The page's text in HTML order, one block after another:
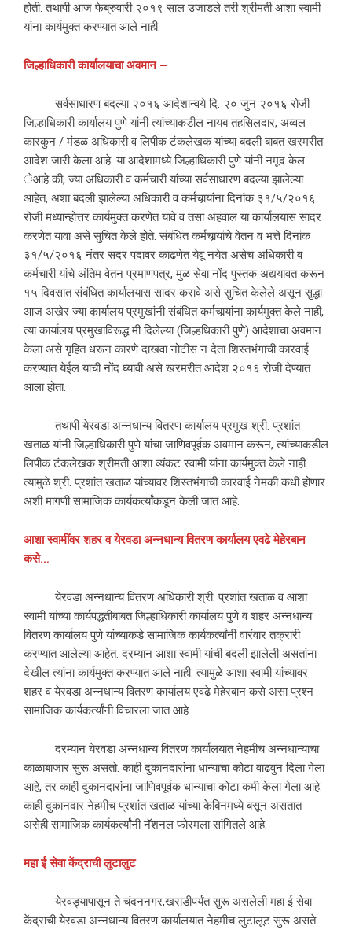
होती. तथापी आज फेब्रुवारी २०१९ साल उजाडले तरी श्रीमती आशा स्वामी
यांना कार्यमुक्त करण्यात आले नाही.
जिल्हाधिकारी कार्यालयाचा अवमान–
सर्वसाधारण बदल्या २०१६ आदेशान्वये दि. २० जुन २०१६ रोजी
जिल्हाधिकारी कार्यालय पुणे यांनी त्यांच्याकडील नायब तहसिलदार, अव्वल
कारकुन / मंडळ अधिकारी व लिपीक टंकलेखक यांच्या बदली बाबत खरमरीत
आदेश जारी केला आहे. या आदेशामध्ये जिल्हाधिकारी पुणे यांनी नमूद केल
ेआहे की, ज्या अधिकारी व कर्मचारी यांच्या सर्वसाधारण बदल्या झालेल्या
आहेत, अशा बदली झालेल्या अधिकारी व कर्मचार्‍यांना दिनांक ३१/५/२०१६
रोजी मध्यान्होत्तर कार्यमुक्त करणेत यावे व तसा अहवाल या कार्यालयास सादर
करणेत यावा असे सुचित केले होते. संबंधित कर्मचार्‍यांचे वेतन व भत्ते दिनांक
३१/५/२०१६ नंतर सदर पदावर काढणेत येवू नयेत असेच अधिकारी व
कर्मचारी यांचे अंतिम वेतन प्रमाणपत्र, मुळ सेवा नोंद पुस्तक अद्ययावत करून
१५ दिवसात संबंधित कार्यालयास सादर करावे असे सुचित केलेले असून सुद्धा
आज अखेर ज्या कार्यालय प्रमुखांनी संबंधित कर्मचार्‍यांना कार्यमुक्त केले नाही,
त्या कार्यालय प्रमुखाविरूद्ध मी दिलेल्या (जिल्हधिकारी पुणे) आदेशाचा अवमान
केला असे गृहित धरून कारणे दाखवा नोटीस न देता शिस्तभंगाची कारवाई
करण्यात येईल याची नोंद घ्यावी असे खरमरीत आदेश २०१६ रोजी देण्यात
आला होता.
तथापी येरवडा अन्नधान्य वितरण कार्यालय प्रमुख श्री. प्रशांत
खताळ यांनी जिल्हाधिकारी पुणे यांचा जाणिवपूर्वक अवमान करून, त्यांच्याकडील
लिपीक टंकलेखक श्रीमती आशा व्यंकट स्वामी यांना कार्यमुक्त केले नाही.
त्यामुळे श्री. प्रशांत खताळ यांच्यावर शिस्तभंगाची कारवाई नेमकी कधी होणार
अशी मागणी सामाजिक कार्यकर्त्यांकडून केली जात आहे.
आशा स्वामींवर शहर व येरवडा अन्नधान्य वितरण कार्यालय एवढे मेहेरबान
कसे…
येरवडा अन्नधान्य वितरण अधिकारी श्री. प्रशांत खताळ व आशा
स्वामी यांच्या कार्यपद्धतीबाबत जिल्हाधिकारी कार्यालय पुणे व शहर अन्नधान्य
वितरण कार्यालय पुणे यांच्याकडे सामाजिक कार्यकर्त्यांनी वारंवार तक्रारी
करण्यात आलेल्या आहेत. दरम्यान आशा स्वामी यांची बदली झालेली असतांना
देखील त्यांना कार्यमुक्त करण्यात आले नाही. त्यामुळे आशा स्वामी यांच्यावर
शहर व येरवडा अन्नधान्य वितरण कार्यालय एवढे मेहेरबान कसे असा प्रश्‍न
सामाजिक कार्यकर्त्यांनी विचारला जात आहे.
दरम्यान येरवडा अन्नधान्य वितरण कार्यालयात नेहमीच अन्नधान्याचा
काळाबाजार सुरू असतो. काही दुकानदारांना धान्याचा कोटा वाढवुन दिला गेला
आहे, तर काही दुकानदारांना जाणिवपूर्वक धान्याचा कोटा कमी केला गेला आहे.
काही दुकानदार नेहमीच प्रशांत खताळ यांच्या केबिनमध्ये बसून असतात
असेही सामाजिक कार्यकर्त्यांनी नॅशनल फोरमला सांगितले आहे.
महा ई सेवा केंद्राची लुटालुट
येरवड्यापासून ते चंदननगर,खराडीपर्यंत सुरू असलेली महा ई सेवा
केंद्राची येरवडा अन्नधान्य वितरण कार्यालयात नेहमीच लुटालूट सुरू असते.